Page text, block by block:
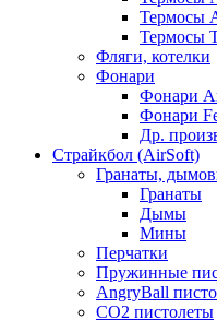
Термосы
Термосы
Фляги, котелки
Фонари
Фонари
Фонари
Др.
Страйкбол (AirSoft)
Гранаты,
Гранаты
Дымы
Мины
Перчатки
Пружинные
AngryBall
CO2 пистолеты